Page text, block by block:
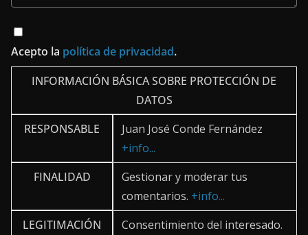
Acepto la política de privacidad.
INFORMACIÓN BÁSICA SOBRE PROTECCIÓN DE
DATOS
RESPONSABLE
Juan José Conde Fernández
+info...
FINALIDAD
Gestionar y moderar tus
comentarios. +info...
LEGITIMACIÓN
Consentimiento del interesado.